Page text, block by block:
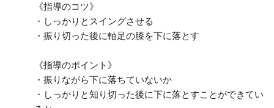
《指導のコツ》
・しっかりとスイングさせる
・振り切った後に軸足の膝を下に落とす
《指導のポイント》
・振りながら下に落ちていないか
・しっかりと知り切った後に下に落とすことができてい